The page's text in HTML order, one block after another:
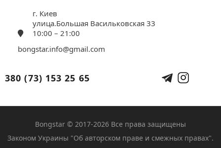
г. Киев
улица.Большая Васильковская 33
10:00 – 21:00
bongstar.info@gmail.com
380 (73) 153 25 65
Bongstar © 2017-2026 Все права защищены
Законом Украины "Об авторском праве и смежных правах".